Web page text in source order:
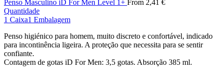
Penso Masculino iD For Men Level 1+ From 2,41 €
Quantidade
1 Caixa1 Embalagem
Penso higiénico para homem, muito discreto e confortável, indicado
para incontinência ligeira. A proteção que necessita para se sentir
confiante.
Contagem de gotas iD For Men: 3,5 gotas. Absorção 385 ml.